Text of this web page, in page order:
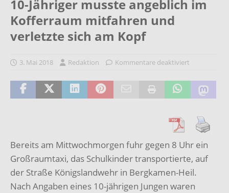
10-Jähriger musste angeblich im
Kofferraum mitfahren und
verletzte sich am Kopf
3. Mai 2018 Redaktion Kommentare deaktiviert
Bereits am Mittwochmorgen fuhr gegen 8 Uhr ein
Großraumtaxi, das Schulkinder transportierte, auf
der Straße Königslandwehr in Bergkamen-Heil.
Nach Angaben eines 10-jährigen Jungen waren